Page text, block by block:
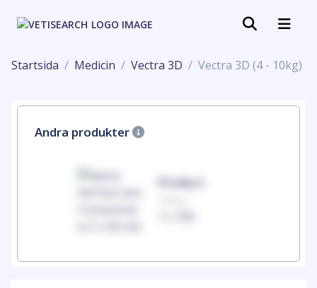
Startsida Medicin Vectra 3D Vectra 3D (4 - 10kg)
Andra produkter
Product